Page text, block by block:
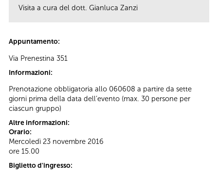
Visita a cura del dott. Gianluca Zanzi
Appuntamento:
Via Prenestina 351
Informazioni:
Prenotazione obbligatoria allo 060608 a partire da sette
giorni prima della data dell’evento (max. 30 persone per
ciascun gruppo)
Altre informazioni:
Orario:
Mercoledì 23 novembre 2016
ore 15.00
Biglietto d'ingresso: